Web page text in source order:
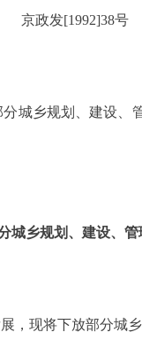
京政发[1992]38号
乡规划、建设、
城乡规划、建设、
现将下放部分城乡